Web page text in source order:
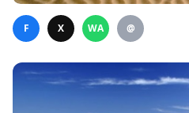
F X WA @